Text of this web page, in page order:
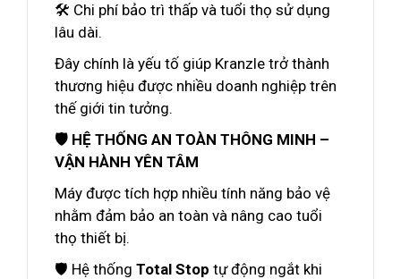
🛠️ Chi phí bảo trì thấp và tuổi thọ sử dụng
lâu dài.
Đây chính là yếu tố giúp Kranzle trở thành
thương hiệu được nhiều doanh nghiệp trên
thế giới tin tưởng.
🛡️ HỆ THỐNG AN TOÀN THÔNG MINH –
VẬN HÀNH YÊN TÂM
Máy được tích hợp nhiều tính năng bảo vệ
nhằm đảm bảo an toàn và nâng cao tuổi
thọ thiết bị.
🛡️ Hệ thống Total Stop tự động ngắt khi